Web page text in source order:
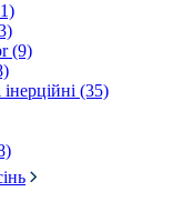
(9)
(35)